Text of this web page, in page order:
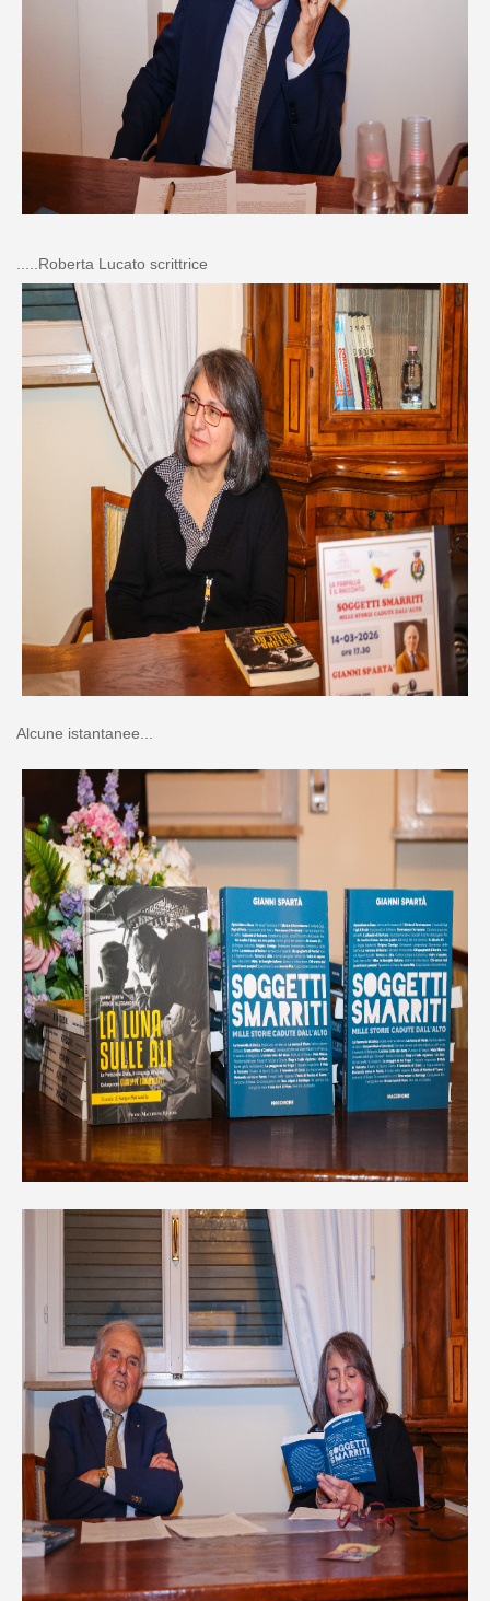
.....Roberta Lucato scrittrice
Alcune istantanee...